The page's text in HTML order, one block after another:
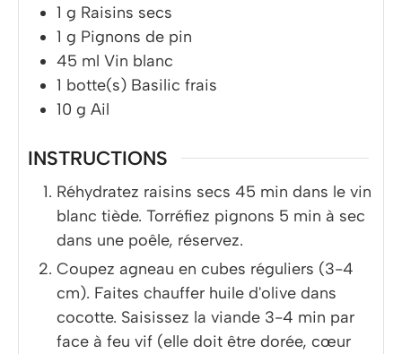
1 g Raisins secs
1 g Pignons de pin
45 ml Vin blanc
1 botte(s) Basilic frais
10 g Ail
INSTRUCTIONS
Réhydratez raisins secs 45 min dans le vin
blanc tiède. Torréfiez pignons 5 min à sec
dans une poêle, réservez.
Coupez agneau en cubes réguliers (3-4
cm). Faites chauffer huile d'olive dans
cocotte. Saisissez la viande 3-4 min par
face à feu vif (elle doit être dorée, cœur